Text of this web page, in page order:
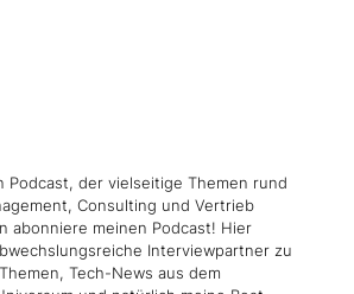
Podcast, der vielseitige Themen rund
Consulting und Vertrieb
abonniere meinen Podcast! Hier
Interviewpartner zu
Tech-News aus dem